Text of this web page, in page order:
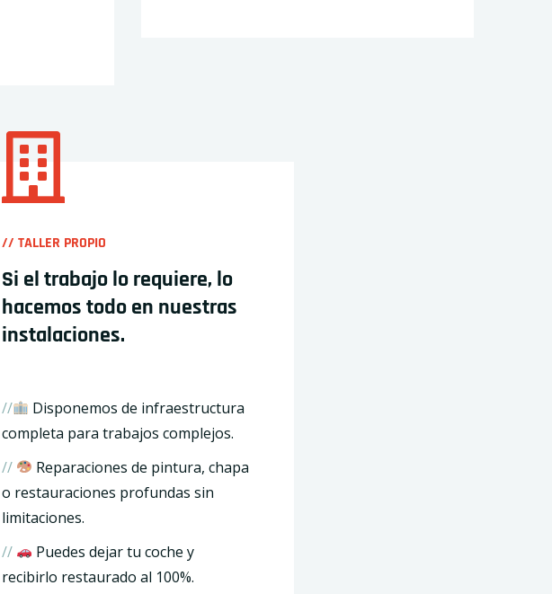
// TALLER PROPIO
Si el trabajo lo requiere, lo
hacemos todo en nuestras
instalaciones.
//
Disponemos de infraestructura
completa para trabajos complejos.
//
Reparaciones de pintura, chapa
o restauraciones profundas sin
limitaciones.
//
Puedes dejar tu coche y
recibirlo restaurado al 100%.